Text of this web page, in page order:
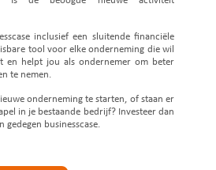
inclusief een sluitende financiële
tool voor elke onderneming die wil
en helpt jou als ondernemer om beter
te nemen.
onderneming te starten, of staan er
in je bestaande bedrijf? Investeer dan
businesscase.